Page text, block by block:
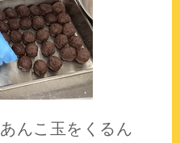
んこ玉をくるん